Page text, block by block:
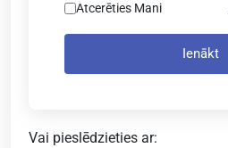
Atcerēties Mani
Ienākt
Vai pieslēdzieties ar: